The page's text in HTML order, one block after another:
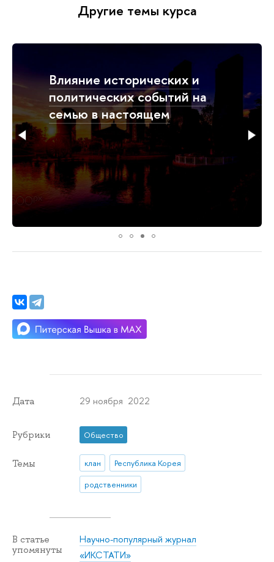
Другие темы курса
Влияние исторических и
политических событий на
семью в настоящем
Дата 29 ноября 2022
Рубрики Общество
Темы клан
Республика Корея
родственники
В статье
упомянуты
Научно-популярный журнал
«ИКСТАТИ»